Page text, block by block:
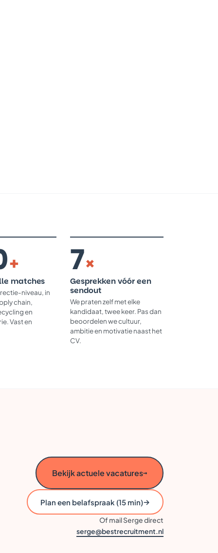
+
matches
niveau, in
chain,
en
Vast en
7×
Gesprekken vóór een
sendout
We praten zelf met elke
kandidaat, twee keer. Pas dan
beoordelen we cultuur,
ambitie en motivatie naast het
CV.
Bekijk actuele vacatures→
Plan een belafspraak (15 min)→
Of mail Serge direct
serge@bestrecruitment.nl